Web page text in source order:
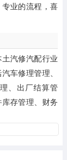
业的流程，喜
汽修汽配行业
车修理管理、
、出厂结算管
存管理、财务